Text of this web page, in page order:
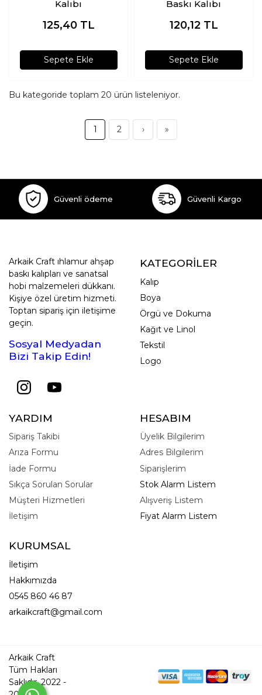
Kalıbı
125,40 TL
Sepete Ekle
Baskı Kalıbı
120,12 TL
Sepete Ekle
Bu kategoride toplam 20 ürün listeleniyor.
1 2 › »
Güvenli ödeme Güvenli Kargo
Arkaik Craft ıhlamur ahşap
baskı kalıpları ve sanatsal
hobi malzemeleri dükkanı.
Kişiye özel üretim hizmeti.
Toptan sipariş için iletişime
geçin.
Sosyal Medyadan
Bizi Takip Edin!
KATEGORİLER
Kalıp
Boya
Örgü ve Dokuma
Kağıt ve Linol
Tekstil
Logo
YARDIM
Sipariş Takibi
Arıza Formu
İade Formu
Sıkça Sorulan Sorular
Müşteri Hizmetleri
İletişim
HESABIM
Üyelik Bilgilerim
Adres Bilgilerim
Siparişlerim
Stok Alarm Listem
Alışveriş Listem
Fiyat Alarm Listem
KURUMSAL
İletişim
Hakkımızda
0545 860 46 87
arkaikcraft@gmail.com
Arkaik Craft
Tüm Hakları
Saklıdır. 2022 -